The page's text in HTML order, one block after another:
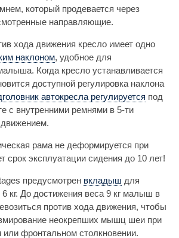
который продевается через
направляющие.
хода движения кресло имеет одно
наклоном, удобное для
Когда кресло устанавливается
доступной регулировка наклона
автокресла регулируется под
с внутренними ремнями в 5-ти
рама не деформируется при
срок эксплуатации сидения до 10 лет!
предусмотрен вкладыш для
кг. До достижения веса 9 кг малыш в
против хода движения, чтобы
неокрепших мышц шеи при
или фронтальном столкновении.